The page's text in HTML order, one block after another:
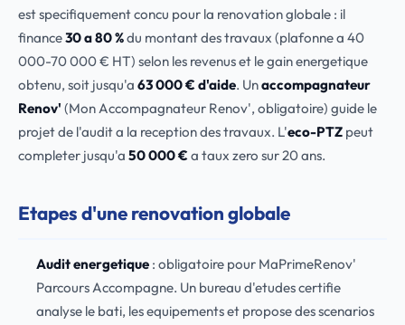
est specifiquement concu pour la renovation globale : il
finance30 a 80 %du montant des travaux (plafonne a 40
000-70 000 € HT) selon les revenus et le gain energetique
obtenu, soit jusqu'a 63 000 € d'aide. Unaccompagnateur
Renov' (Mon Accompagnateur Renov', obligatoire) guide le
projet de l'audit a la reception des travaux. L'eco-PTZ peut
completer jusqu'a 50 000 € a taux zero sur 20 ans.
Etapes d'une renovation globale
Audit energetique: obligatoire pour MaPrimeRenov'
Parcours Accompagne. Un bureau d'etudes certifie
analyse le bati, les equipements et propose des scenarios